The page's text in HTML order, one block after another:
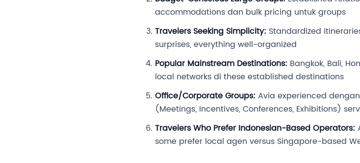
accommodations dan bulk pricing untuk groups
Travelers Seeking Simplicity: Standardized
surprises, everything well-organized
Popular Mainstream Destinations: Bangkok, Bali,
local networks di these established destinations
Office/Corporate Groups: Avia experienced
(Meetings, Incentives, Conferences, Exhibitions)
Travelers Who Prefer Indonesian-Based Operators:
some prefer local agen versus Singapore-based